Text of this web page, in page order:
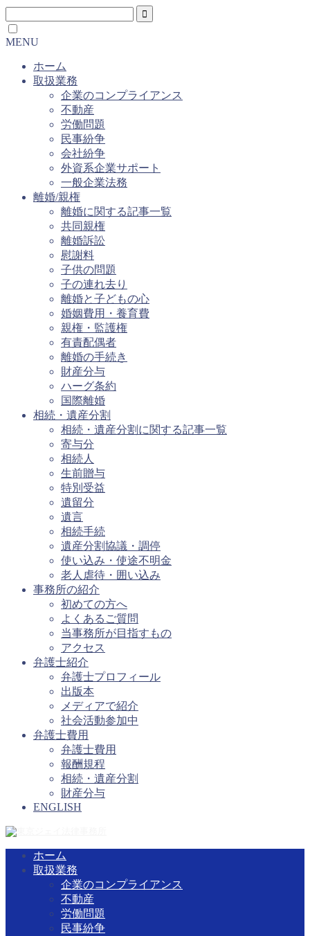
MENU
ホーム
取扱業務
企業のコンプライアンス
不動産
労働問題
民事紛争
会社紛争
外資系企業サポート
一般企業法務
離婚/親権
離婚に関する記事一覧
共同親権
離婚訴訟
慰謝料
子供の問題
子の連れ去り
離婚と子どもの心
婚姻費用・養育費
親権・監護権
有責配偶者
離婚の手続き
財産分与
ハーグ条約
国際離婚
相続・遺産分割
相続・遺産分割に関する記事一覧
寄与分
相続人
生前贈与
特別受益
遺留分
遺言
相続手続
遺産分割協議・調停
使い込み・使途不明金
老人虐待・囲い込み
事務所の紹介
初めての方へ
よくあるご質問
当事務所が目指すもの
アクセス
弁護士紹介
弁護士プロフィール
出版本
メディアで紹介
社会活動参加中
弁護士費用
弁護士費用
報酬規程
相続・遺産分割
財産分与
ENGLISH
ホーム
取扱業務
企業のコンプライアンス
不動産
労働問題
民事紛争